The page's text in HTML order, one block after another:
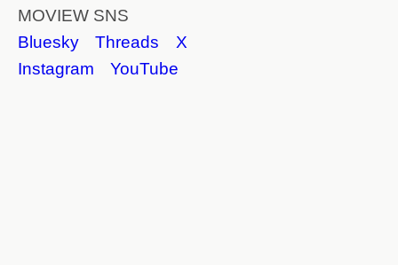
MOVIEW SNS
Bluesky
Threads
X
Instagram
YouTube